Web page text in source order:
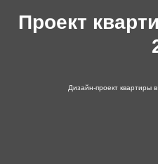
Проект
Дизайн-проект квартиры